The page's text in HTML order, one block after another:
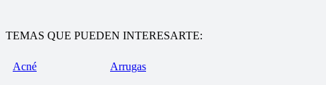
TEMAS QUE PUEDEN INTERESARTE:
Acné Arrugas